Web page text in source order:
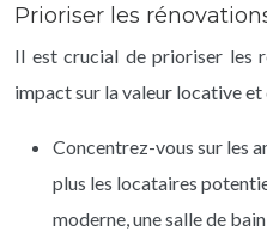
Prioriser les
Il est crucial de prioriser les
impact sur la valeur locative
Concentrez-vous sur les
plus les locataires
moderne, une salle de